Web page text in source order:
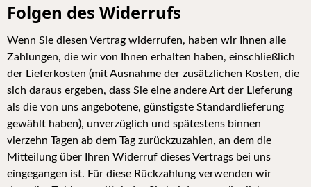
Folgen des Widerrufs
Wenn Sie diesen Vertrag widerrufen, haben wir Ihnen alle
Zahlungen, die wir von Ihnen erhalten haben, einschließlich
der Lieferkosten (mit Ausnahme der zusätzlichen Kosten, die
sich daraus ergeben, dass Sie eine andere Art der Lieferung
als die von uns angebotene, günstigste Standardlieferung
gewählt haben), unverzüglich und spätestens binnen
vierzehn Tagen ab dem Tag zurückzuzahlen, an dem die
Mitteilung über Ihren Widerruf dieses Vertrags bei uns
eingegangen ist. Für diese Rückzahlung verwenden wir